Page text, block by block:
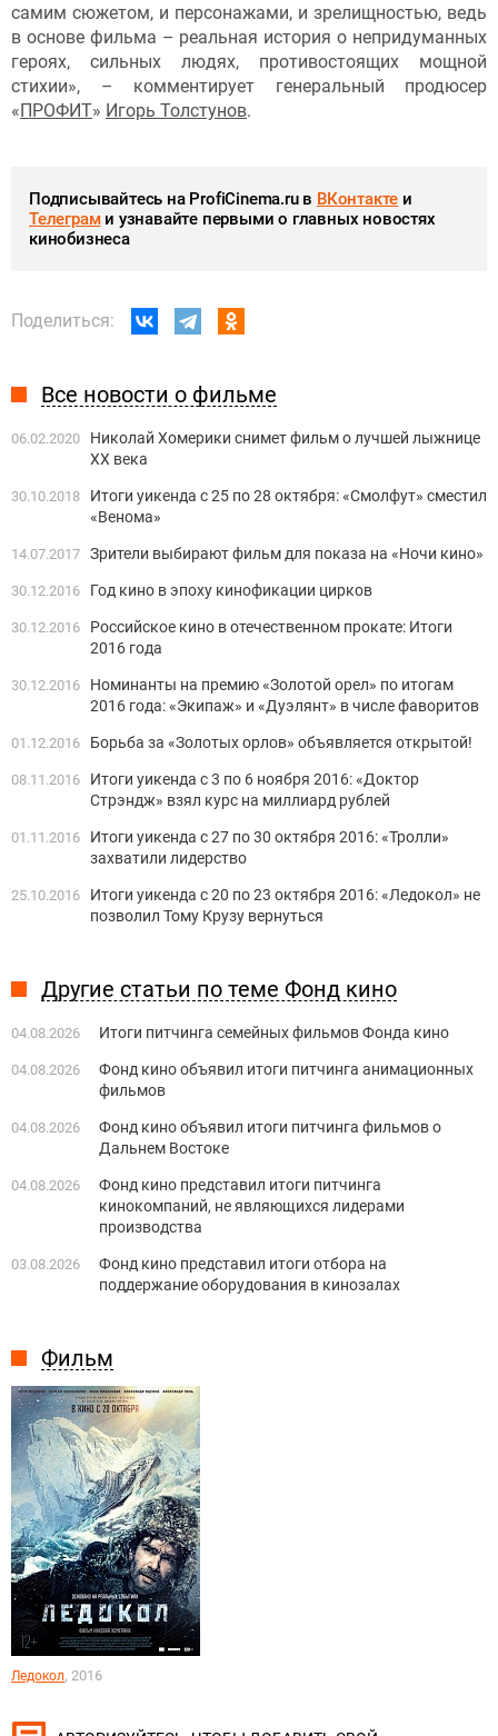
самим сюжетом, и персонажами, и зрелищностью, ведь
в основе фильма – реальная история о непридуманных
героях, сильных людях, противостоящих мощной
стихии», – комментирует генеральный продюсер
«ПРОФИТ» Игорь Толстунов.
Подписывайтесь на ProfiCinema.ru в ВКонтакте и
Телеграми узнавайте первыми о главных новостях
кинобизнеса
Поделиться:
Фильм
Ледокол, 2016
Все новости о фильме
06.02.2020
Николай Хомерики снимет фильм о лучшей лыжнице
XX века
30.10.2018
Итоги уикенда с 25 по 28 октября: «Смолфут» сместил
«Венома»
14.07.2017 Зрители выбирают фильм для показа на «Ночи кино»
30.12.2016 Год кино в эпоху кинофикации цирков
30.12.2016
Российское кино в отечественном прокате: Итоги
2016 года
30.12.2016
Номинанты на премию «Золотой орел» по итогам
2016 года: «Экипаж» и «Дуэлянт» в числе фаворитов
01.12.2016 Борьба за «Золотых орлов» объявляется открытой!
08.11.2016
Итоги уикенда с 3 по 6 ноября 2016: «Доктор
Стрэндж» взял курс на миллиард рублей
01.11.2016
Итоги уикенда с 27 по 30 октября 2016: «Тролли»
захватили лидерство
25.10.2016
Итоги уикенда с 20 по 23 октября 2016: «Ледокол» не
позволил Тому Крузу вернуться
Другие статьи по теме Фонд кино
04.08.2026 Итоги питчинга семейных фильмов Фонда кино
04.08.2026
Фонд кино объявил итоги питчинга анимационных
фильмов
04.08.2026
Фонд кино объявил итоги питчинга фильмов о
Дальнем Востоке
04.08.2026
Фонд кино представил итоги питчинга
кинокомпаний, не являющихся лидерами
производства
03.08.2026
Фонд кино представил итоги отбора на
поддержание оборудования в кинозалах